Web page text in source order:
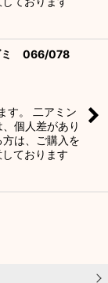
ミ 066/078
す。 二アミン
個人差があり
は、ご購入を
ております